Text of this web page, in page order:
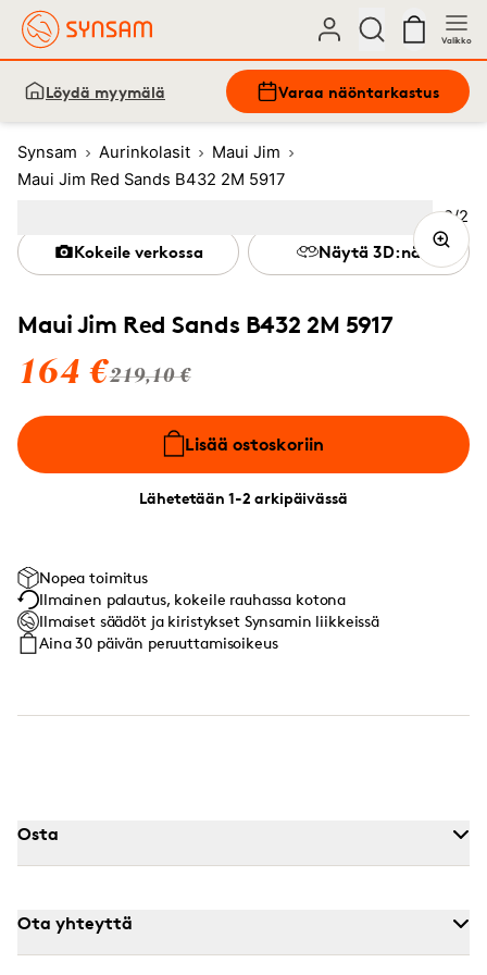
Valikko
Löydä myymälä Varaa näöntarkastus
Synsam Aurinkolasit
Maui Jim
Maui Jim Red Sands B432 2M 5917
Maui Jim Red Sands B432 2M 5917
164 €219,10 €
Lisää ostoskoriin
Lähetetään 1-2 arkipäivässä
Kokeile verkossa Näytä 3D:nä
Nopea toimitus
Ilmainen palautus, kokeile rauhassa kotona
Ilmaiset säädöt ja kiristykset Synsamin liikkeissä
Aina 30 päivän peruuttamisoikeus
Kuva
2/2
(Current image)
Osta
Ota yhteyttä